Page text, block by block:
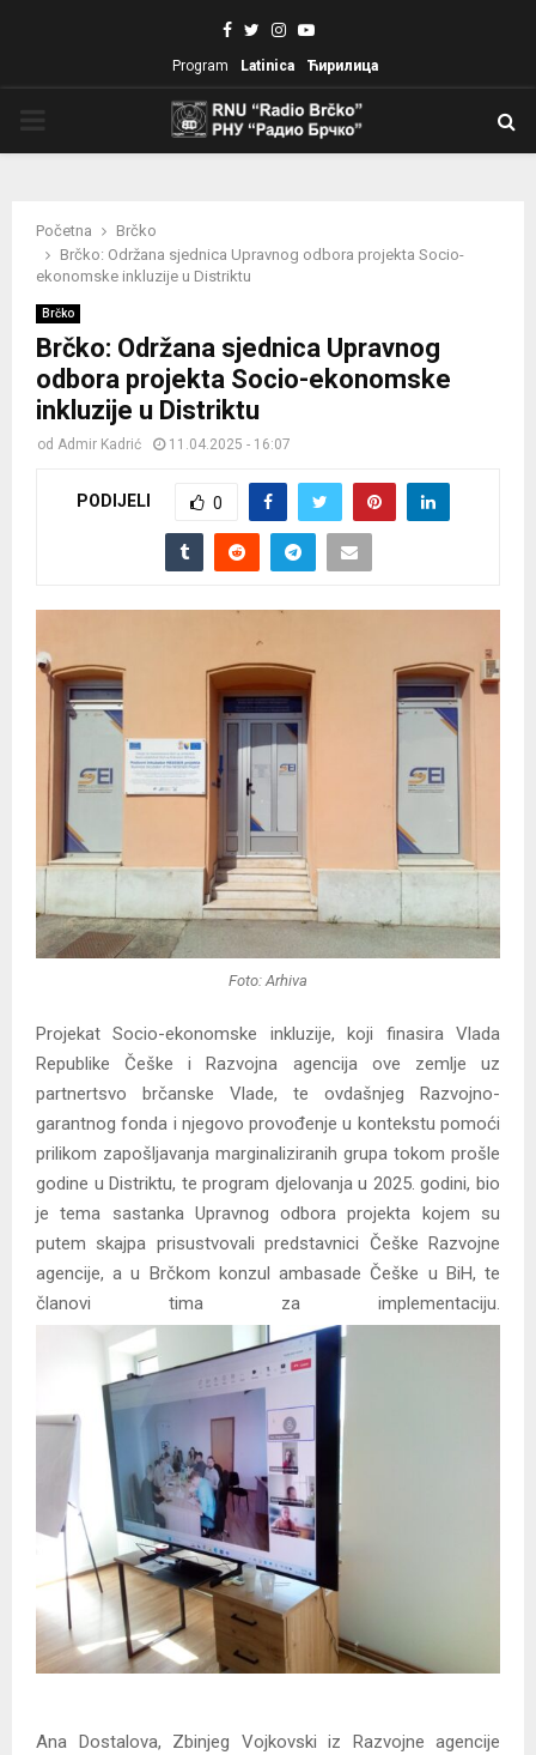
Facebook
TwitterInstagram
Youtube
Program Latinica Ћирилица
Početna
Brčko
Brčko: Održana sjednica Upravnog odbora projekta Socio-
ekonomske inkluzije u Distriktu
Brčko
Brčko: Održana sjednica Upravnog
odbora projekta Socio-ekonomske
inkluzije u Distriktu
od Admir Kadrić 11.04.2025 - 16:07
PODIJELI 0
Foto: Arhiva
Projekat Socio-ekonomske inkluzije, koji finasira Vlada
Republike Češke i Razvojna agencija ove zemlje uz
partnertsvo brčanske Vlade, te ovdašnjeg Razvojno-
garantnog fonda i njegovo provođenje u kontekstu pomoći
prilikom zapošljavanja marginaliziranih grupa tokom prošle
godine u Distriktu, te program djelovanja u 2025. godini, bio
je tema sastanka Upravnog odbora projekta kojem su
putem skajpa prisustvovali predstavnici Češke Razvojne
agencije, a u Brčkom konzul ambasade Češke u BiH, te
članovi tima za implementaciju.
Ana Dostalova, Zbinjeg Vojkovski iz Razvojne agencije